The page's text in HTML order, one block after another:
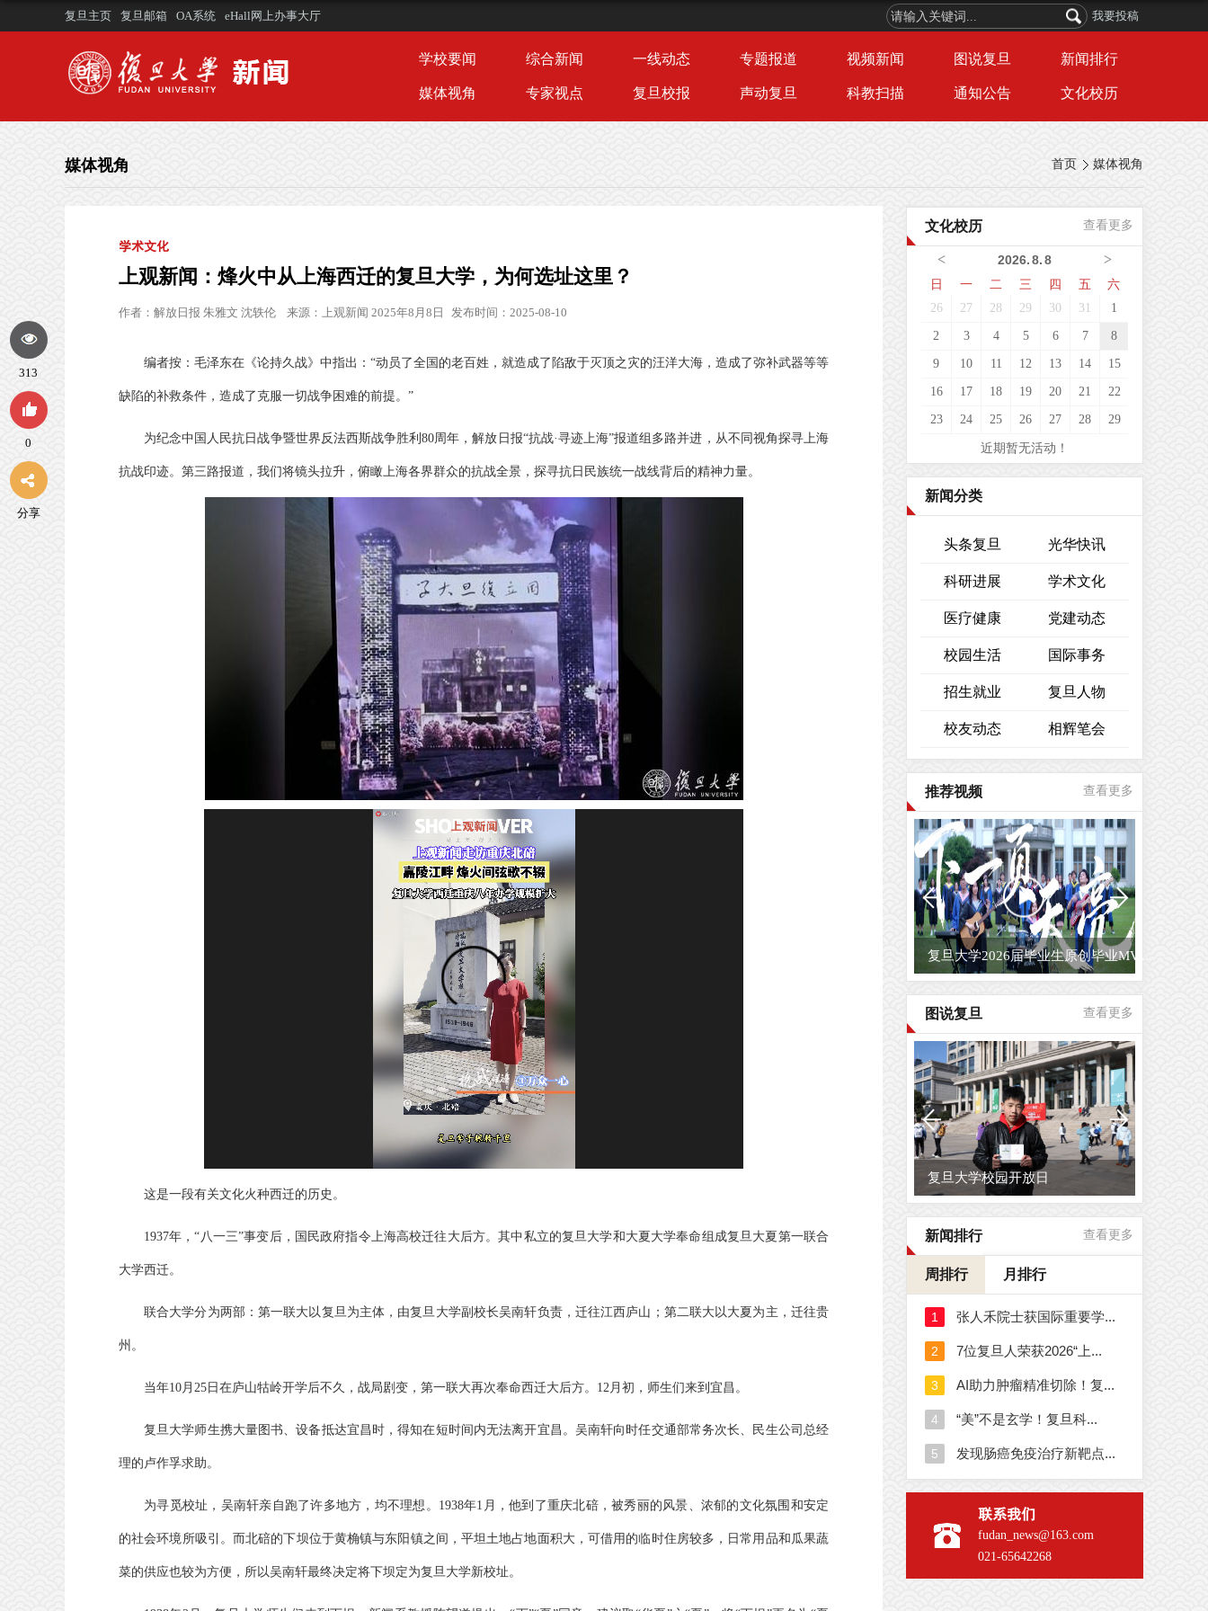
复旦主页 复旦邮箱 OA系统 eHall网上办事大厅 我要投稿
学校要闻 综合新闻 一线动态 专题报道 视频新闻 图说复旦 新闻排行
媒体视角 专家视点 复旦校报 声动复旦 科教扫描 通知公告 文化校历
首页 媒体视角
媒体视角
学术文化
上观新闻：烽火中从上海西迁的复旦大学，为何选址这里？
作者： 解放日报 朱雅文 沈轶伦 来源： 上观新闻 2025年8月8日 发布时间：2025-08-10
编者按： 毛泽东在《论持久战》中指出：“动员了全国的老百姓，就造成了陷敌于灭顶之灾的汪洋大海，造成了弥补武器等等
缺陷的补救条件，造成了克服一切战争困难的前提。”
为纪念中国人民抗日战争暨世界反法西斯战争胜利80周年，解放日报“抗战·寻迹上海”报道组多路并进，从不同视角探寻上海
抗战印迹。第三路报道，我们将镜头拉升，俯瞰上海各界群众的抗战全景，探寻抗日民族统一战线背后的精神力量。
这是一段有关文化火种西迁的历史。
1937年，“八一三”事变后，国民政府指令上海高校迁往大后方。其中私立的复旦大学和大夏大学奉命组成复旦大夏第一联合
大学西迁。
联合大学分为两部：第一联大以复旦为主体，由复旦大学副校长吴南轩负责，迁往江西庐山；第二联大以大夏为主，迁往贵
州。
当年10月25日在庐山牯岭开学后不久，战局剧变，第一联大再次奉命西迁大后方。12月初，师生们来到宜昌。
复旦大学师生携大量图书、设备抵达宜昌时，得知在短时间内无法离开宜昌。吴南轩向时任交通部常务次长、民生公司总经
理的卢作孚求助。
为寻觅校址，吴南轩亲自跑了许多地方，均不理想。1938年1月，他到了重庆北碚，被秀丽的风景、浓郁的文化氛围和安定
的社会环境所吸引。而北碚的下坝位于黄桷镇与东阳镇之间，平坦土地占地面积大，可借用的临时住房较多，日常用品和瓜果蔬
菜的供应也较为方便，所以吴南轩最终决定将下坝定为复旦大学新校址。
313
0
分享
文化校历 查看更多
< >
2026.8.8
日
一 二 三 四 五 六
26 27 28 29 30 31 1
2 3 4 5 6 7 8
9 10 11 12 13 14 15
16 17 18 19 20 21 22
23 24 25 26 27 28 29
近期暂无活动！
新闻分类
头条复旦 光华快讯
科研进展 学术文化
医疗健康 党建动态
校园生活 国际事务
招生就业 复旦人物
校友动态 相辉笔会
推荐视频 查看更多
复旦大学2026届毕业生原创毕业MV...
图说复旦 查看更多
复旦大学校园开放日
新闻排行 查看更多
周排行 月排行
联系我们
fudan_news@163.com
021-65642268